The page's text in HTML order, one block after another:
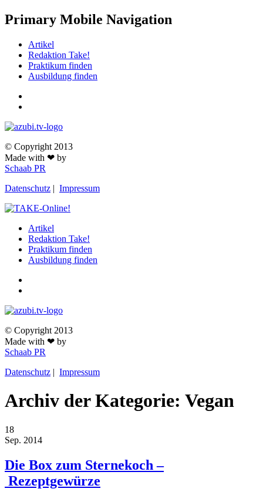
Primary Mobile Navigation
Artikel
Redaktion Take!
Praktikum finden
Ausbildung finden
© Copyright 2013
Made with ❤ by
Schaab PR
Datenschutz | Impressum
Artikel
Redaktion Take!
Praktikum finden
Ausbildung finden
© Copyright 2013
Made with ❤ by
Schaab PR
Datenschutz | Impressum
Archiv der Kategorie: Vegan
18
Sep. 2014
Die Box zum Sternekoch –
Rezeptgewürze